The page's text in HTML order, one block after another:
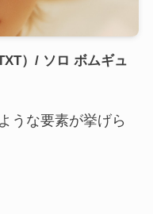
）/ ソロ ボムギュ
うな要素が挙げら